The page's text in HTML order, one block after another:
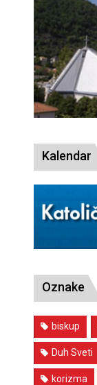
Kalendar
Oznake
biskup
Duh Sveti
korizma